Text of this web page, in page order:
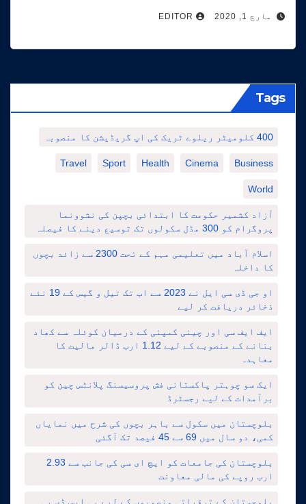
مارچ 1, 2020 EDITOR
Tags
400 کلومیٹر ریلوے ٹریک کی اپ گریڈیشن کا منصوبہ
Business
Cinema
Health
Sport
Travel
World
آزاد کشمیر حکومت کا ابتدائی بچپن کی نشوونما
پروگرام کو 300 مڈل سکولوں تک توسیع دینے کا فیصلہ
اسلام آباد میں تعلیمی مہم کے تحت 2300 سے زائد بچوں
کا داخلہ
او جی ڈی سی ایل نے 2023 سے اب تک تیل و گیس کے 19 نئے
ذخائر دریافت کر لیے
ایف ایف سی اور چینی کمپنی کے درمیان کوئلہ سے کھاد
بنانے کے منصوبے کے لیے 1.12 ارب ڈالر مالیت کا
معاہدہ
ایک سو چوہتر پاکستانی فش پروسیسنگ پلانٹس چین کو
برآمدات کے لیے رجسٹرڈ
بلوچستان میں سکول سے باہر بچوں کی شرح میں نمایاں
کمی، دو سال میں 69 سے 45 فیصد تک آگئی
بلوچستان کی جامعات کو ایچ ای سی کی جانب سے 2.93
ارب روپے کی مالی معاونت
بلوچستان کے ترقیاتی منصوبوں کے لیے پی ایس ڈی پی